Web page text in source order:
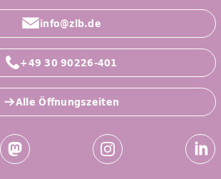
info@zlb.de
+49 30 90226-401
Alle Öffnungszeiten
der ZLB
Mastodon Instagram